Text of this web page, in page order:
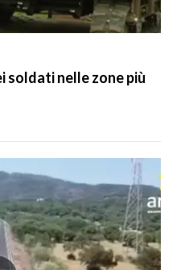
soldati nelle zone più